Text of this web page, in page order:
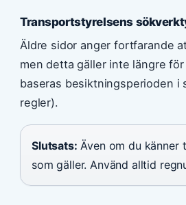
Transportstyrelsens
Äldre sidor anger fortfarande
men detta gäller inte längre
baseras besiktningsperioden i
regler).
Slutsats: Även om du
som gäller. Använd alltid